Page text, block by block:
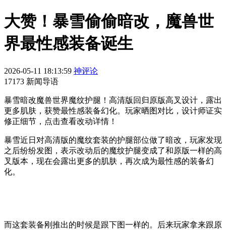
大赞！暴雪偷偷暗改，魔兽世
界最性感装备诞生
2026-05-11 18:13:59 神评论
17173 新闻导语
暴雪暗改魔兽世界魔纹护腿！高清版回归原版高叉设计，露出
更多肌肤，获赞最性感装备幻化。玩家晒图对比，设计师证实
修正细节，点击查看改动详情！
暴雪近日对高清版的魔纹套装的护腿部位做了暗改，玩家发现
之后纷纷发图，表示改动后的魔纹护腿变成了和原版一样的高
叉版本，现在会露出更多的肌肤，再次成为最性感的装备幻
化。
而这套装备刚推出的时候是跟下图一样的。后来玩家拿来跟原